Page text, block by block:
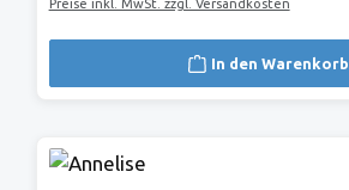
Preise inkl. MwSt. zzgl. Versandkosten
In den Warenkorb